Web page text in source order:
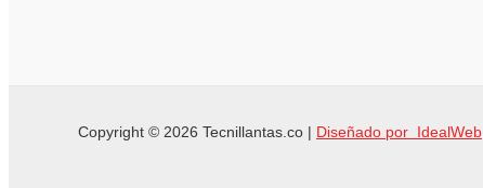
Copyright © 2026 Tecnillantas.co | Diseñado por IdealWeb